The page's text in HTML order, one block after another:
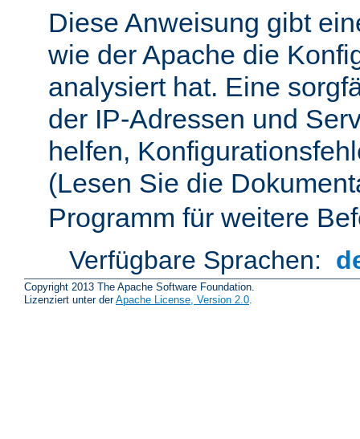
Diese Anweisung gibt
wie der Apache die
analysiert hat. Eine
der IP-Adressen und
helfen,
(Lesen Sie die
Programm für weitere
Verfügbare Sprachen:
Copyright 2013 The Apache Software Foundation.
Lizenziert unter derApache License, Version 2.0.